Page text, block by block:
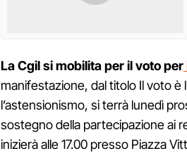
La Cgil si mobilita per il voto per
manifestazione, dal titolo Il voto
l’astensionismo, si terrà lunedì
sostegno della partecipazione ai
inizierà alle 17.00 presso Piazza